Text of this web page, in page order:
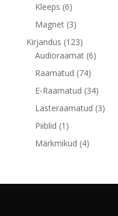
Kleeps 66
toodet
Magnet 33
toodet
Kirjandus 123123
toodet
Audioraamat 66
Raamatud 7474
toodet
E-Raamatud 3434
toodet
Lasteraamatud 33
Piiblid 1 1
toode
Märkmikud 44